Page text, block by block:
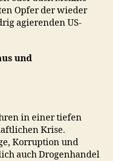
Opfer der wieder
agierenden US-
und
in einer tiefen
Krise.
Korruption und
auch Drogenhandel